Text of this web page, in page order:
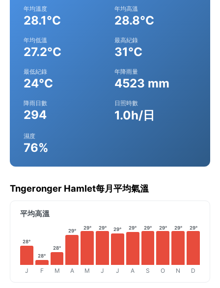
年均溫度
28.1°C
年均高溫
28.8°C
年均低溫
27.2°C
最高紀錄
31°C
最低紀錄
24°C
年降雨量
4523 mm
降雨日數
294
日照時數
1.0h/日
濕度
76%
Tngeronger Hamlet每月平均氣溫
平均高溫
28°
J
28°
F
28°
M
29°
A
29°
M
29°
J
29°
J
29°
A
29°
S
29°
O
29°
N
29°
D